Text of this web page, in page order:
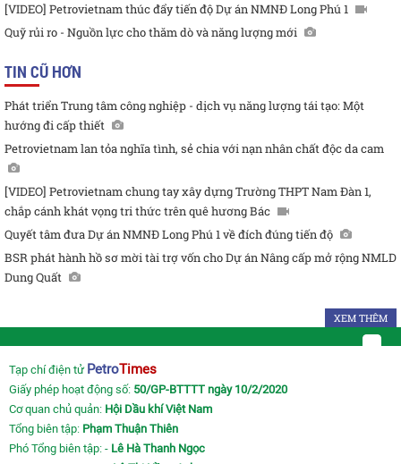
[VIDEO] Petrovietnam thúc đẩy tiến độ Dự án NMNĐ Long Phú 1
Quỹ rủi ro - Nguồn lực cho thăm dò và năng lượng mới
TIN CŨ HƠN
Phát triển Trung tâm công nghiệp - dịch vụ năng lượng tái tạo: Một
hướng đi cấp thiết
Petrovietnam lan tỏa nghĩa tình, sẻ chia với nạn nhân chất độc da cam
[VIDEO] Petrovietnam chung tay xây dựng Trường THPT Nam Đàn 1,
chắp cánh khát vọng tri thức trên quê hương Bác
Quyết tâm đưa Dự án NMNĐ Long Phú 1 về đích đúng tiến độ
BSR phát hành hồ sơ mời tài trợ vốn cho Dự án Nâng cấp mở rộng NMLD
Dung Quất
XEM THÊM
Tạp chí điện tử PetroTimes
Giấy phép hoạt động số: 50/GP-BTTTT ngày 10/2/2020
Cơ quan chủ quản: Hội Dầu khí Việt Nam
Tổng biên tập: Phạm Thuận Thiên
Phó Tổng biên tập: - Lê Hà Thanh Ngọc